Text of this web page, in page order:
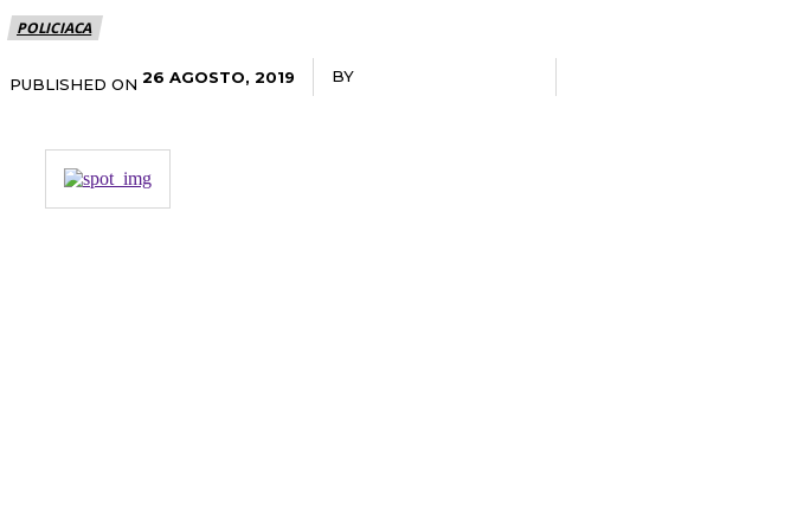
POLICIACA
PUBLISHED ON 26 AGOSTO, 2019 BY